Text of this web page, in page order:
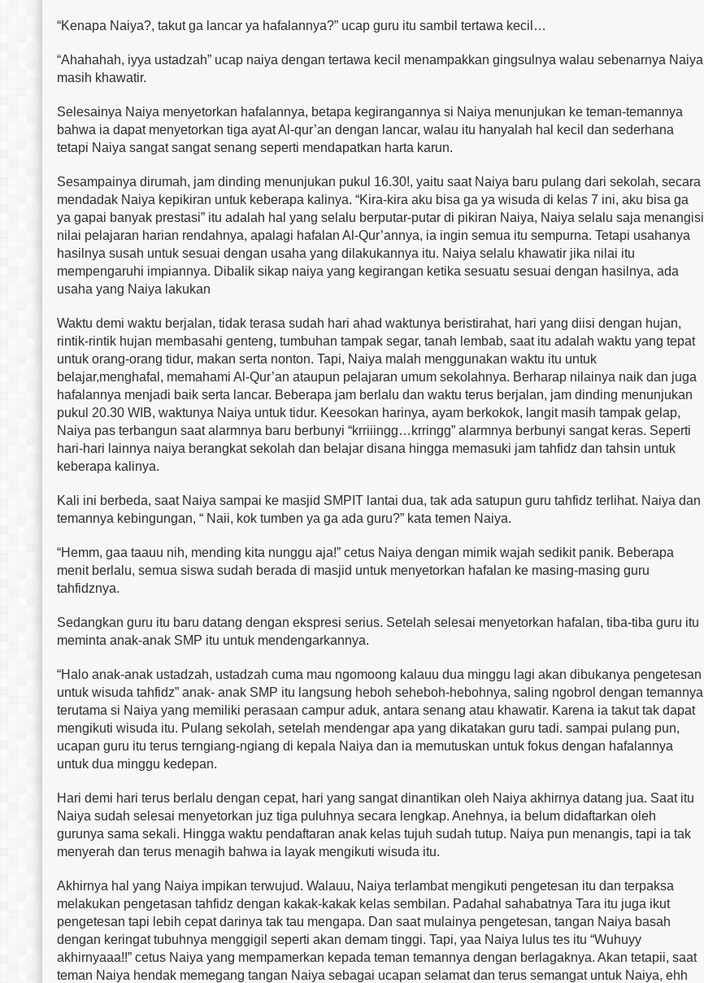
“Kenapa Naiya?, takut ga lancar ya hafalannya?” ucap guru itu sambil tertawa kecil…
“Ahahahah, iyya ustadzah” ucap naiya dengan tertawa kecil menampakkan gingsulnya walau sebenarnya Naiya
masih khawatir.
Selesainya Naiya menyetorkan hafalannya, betapa kegirangannya si Naiya menunjukan ke teman-temannya
bahwa ia dapat menyetorkan tiga ayat Al-qur’an dengan lancar, walau itu hanyalah hal kecil dan sederhana
tetapi Naiya sangat sangat senang seperti mendapatkan harta karun.
Sesampainya dirumah, jam dinding menunjukan pukul 16.30!, yaitu saat Naiya baru pulang dari sekolah, secara
mendadak Naiya kepikiran untuk keberapa kalinya. “Kira-kira aku bisa ga ya wisuda di kelas 7 ini, aku bisa ga
ya gapai banyak prestasi” itu adalah hal yang selalu berputar-putar di pikiran Naiya, Naiya selalu saja menangisi
nilai pelajaran harian rendahnya, apalagi hafalan Al-Qur’annya, ia ingin semua itu sempurna. Tetapi usahanya
hasilnya susah untuk sesuai dengan usaha yang dilakukannya itu. Naiya selalu khawatir jika nilai itu
mempengaruhi impiannya. Dibalik sikap naiya yang kegirangan ketika sesuatu sesuai dengan hasilnya, ada
usaha yang Naiya lakukan
Waktu demi waktu berjalan, tidak terasa sudah hari ahad waktunya beristirahat, hari yang diisi dengan hujan,
rintik-rintik hujan membasahi genteng, tumbuhan tampak segar, tanah lembab, saat itu adalah waktu yang tepat
untuk orang-orang tidur, makan serta nonton. Tapi, Naiya malah menggunakan waktu itu untuk
belajar,menghafal, memahami Al-Qur’an ataupun pelajaran umum sekolahnya. Berharap nilainya naik dan juga
hafalannya menjadi baik serta lancar. Beberapa jam berlalu dan waktu terus berjalan, jam dinding menunjukan
pukul 20.30 WIB, waktunya Naiya untuk tidur. Keesokan harinya, ayam berkokok, langit masih tampak gelap,
Naiya pas terbangun saat alarmnya baru berbunyi “krriiingg…krringg” alarmnya berbunyi sangat keras. Seperti
hari-hari lainnya naiya berangkat sekolah dan belajar disana hingga memasuki jam tahfidz dan tahsin untuk
keberapa kalinya.
Kali ini berbeda, saat Naiya sampai ke masjid SMPIT lantai dua, tak ada satupun guru tahfidz terlihat. Naiya dan
temannya kebingungan, “ Naii, kok tumben ya ga ada guru?” kata temen Naiya.
“Hemm, gaa taauu nih, mending kita nunggu aja!” cetus Naiya dengan mimik wajah sedikit panik. Beberapa
menit berlalu, semua siswa sudah berada di masjid untuk menyetorkan hafalan ke masing-masing guru
tahfidznya.
Sedangkan guru itu baru datang dengan ekspresi serius. Setelah selesai menyetorkan hafalan, tiba-tiba guru itu
meminta anak-anak SMP itu untuk mendengarkannya.
“Halo anak-anak ustadzah, ustadzah cuma mau ngomoong kalauu dua minggu lagi akan dibukanya pengetesan
untuk wisuda tahfidz” anak- anak SMP itu langsung heboh seheboh-hebohnya, saling ngobrol dengan temannya
terutama si Naiya yang memiliki perasaan campur aduk, antara senang atau khawatir. Karena ia takut tak dapat
mengikuti wisuda itu. Pulang sekolah, setelah mendengar apa yang dikatakan guru tadi. sampai pulang pun,
ucapan guru itu terus terngiang-ngiang di kepala Naiya dan ia memutuskan untuk fokus dengan hafalannya
untuk dua minggu kedepan.
Hari demi hari terus berlalu dengan cepat, hari yang sangat dinantikan oleh Naiya akhirnya datang jua. Saat itu
Naiya sudah selesai menyetorkan juz tiga puluhnya secara lengkap. Anehnya, ia belum didaftarkan oleh
gurunya sama sekali. Hingga waktu pendaftaran anak kelas tujuh sudah tutup. Naiya pun menangis, tapi ia tak
menyerah dan terus menagih bahwa ia layak mengikuti wisuda itu.
Akhirnya hal yang Naiya impikan terwujud. Walauu, Naiya terlambat mengikuti pengetesan itu dan terpaksa
melakukan pengetasan tahfidz dengan kakak-kakak kelas sembilan. Padahal sahabatnya Tara itu juga ikut
pengetesan tapi lebih cepat darinya tak tau mengapa. Dan saat mulainya pengetesan, tangan Naiya basah
dengan keringat tubuhnya menggigil seperti akan demam tinggi. Tapi, yaa Naiya lulus tes itu “Wuhuyy
akhirnyaaa!!” cetus Naiya yang mempamerkan kepada teman temannya dengan berlagaknya. Akan tetapii, saat
teman Naiya hendak memegang tangan Naiya sebagai ucapan selamat dan terus semangat untuk Naiya, ehh